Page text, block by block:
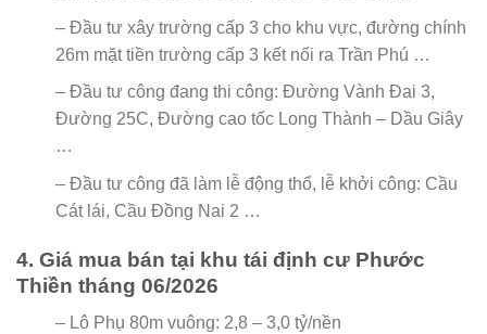
– Đầu tư xây trường cấp 3 cho khu vực, đường chính
26m mặt tiền trường cấp 3 kết nối ra Trần Phú …
– Đầu tư công đang thi công: Đường Vành Đai 3,
Đường 25C, Đường cao tốc Long Thành – Dầu Giây
…
– Đầu tư công đã làm lễ động thổ, lễ khởi công: Cầu
Cát lái, Cầu Đồng Nai 2 …
4. Giá mua bán tại khu tái định cư Phước
Thiền tháng 06/2026
– Lô Phụ 80m vuông: 2,8 – 3,0 tỷ/nền